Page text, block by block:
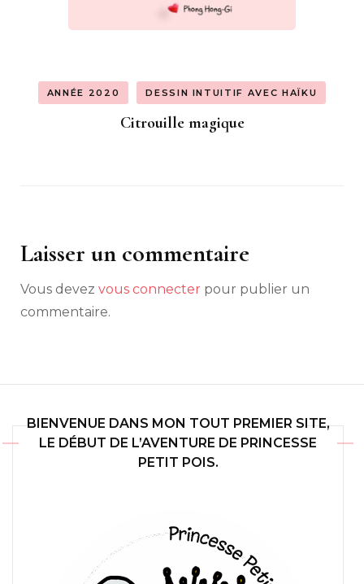
ANNÉE 2020 DESSIN INTUITIF AVEC HAÏKU
Citrouille magique
Laisser un commentaire
Vous devez vous connecter pour publier un
commentaire.
BIENVENUE DANS MON TOUT PREMIER SITE,
LE DÉBUT DE L’AVENTURE DE PRINCESSE
PETIT POIS.